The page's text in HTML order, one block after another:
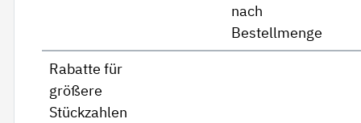
nach
Bestellmenge
Rabatte für
größere
Stückzahlen